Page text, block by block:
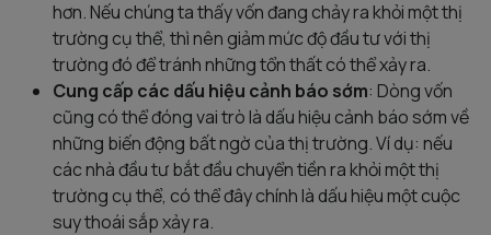
hơn. Nếu chúng ta thấy vốn đang chảy ra khỏi một thị
trường cụ thể, thì nên giảm mức độ đầu tư với thị
trường đó để tránh những tổn thất có thể xảy ra.
Cung cấp các dấu hiệu cảnh báo sớm: Dòng vốn
cũng có thể đóng vai trò là dấu hiệu cảnh báo sớm về
những biến động bất ngờ của thị trường. Ví dụ: nếu
các nhà đầu tư bắt đầu chuyển tiền ra khỏi một thị
trường cụ thể, có thể đây chính là dấu hiệu một cuộc
suy thoái sắp xảy ra.